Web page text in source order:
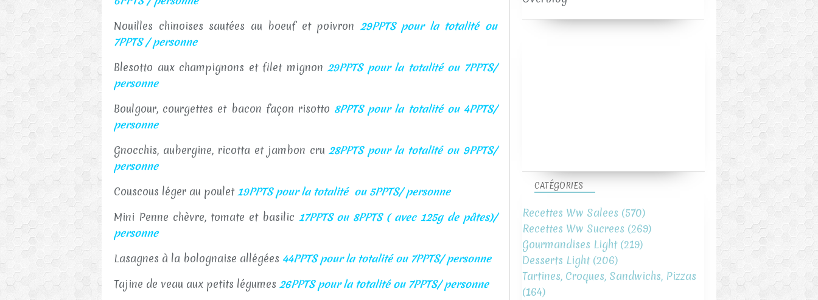
Nouilles chinoises sautées au boeuf et poivron 29PPTS pour la totalité ou
7PPTS / personne
Blesotto aux champignons et filet mignon29PPTS pour la totalité ou 7PPTS/
personne
Boulgour, courgettes et bacon façon risotto 8PPTS pour la totalité ou 4PPTS/
personne
Gnocchis, aubergine, ricotta et jambon cru28PPTS pour la totalité ou 9PPTS/
personne
Couscous léger au poulet19PPTS pour la totalité ou 5PPTS/ personne
Mini Penne chèvre, tomate et basilic 17PPTS ou 8PPTS ( avec 125g de pâtes)/
personne
Lasagnes à la bolognaise allégées 44PPTS pour la totalité ou 7PPTS/ personne
Tajine de veau aux petits légumes 26PPTS pour la totalité ou 7PPTS/ personne
CATÉGORIES
Recettes Ww Salees (570)
Recettes Ww Sucrees (269)
Gourmandises Light(219)
Desserts Light(206)
Tartines, Croques, Sandwichs, Pizzas
(164)